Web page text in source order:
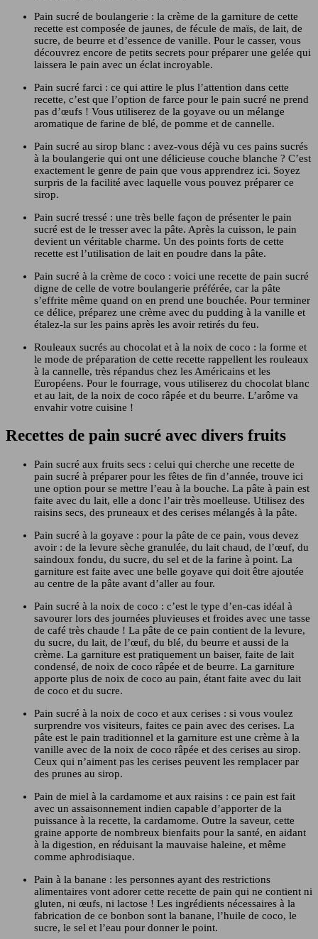
Pain sucré de boulangerie : la crème de la garniture de cette
recette est composée de jaunes, de fécule de maïs, de lait, de
sucre, de beurre et d’essence de vanille. Pour le casser, vous
découvrez encore de petits secrets pour préparer une gelée qui
laissera le pain avec un éclat incroyable.
Pain sucré farci : ce qui attire le plus l’attention dans cette
recette, c’est que l’option de farce pour le pain sucré ne prend
pas d’œufs ! Vous utiliserez de la goyave ou un mélange
aromatique de farine de blé, de pomme et de cannelle.
Pain sucré au sirop blanc : avez-vous déjà vu ces pains sucrés
à la boulangerie qui ont une délicieuse couche blanche ? C’est
exactement le genre de pain que vous apprendrez ici. Soyez
surpris de la facilité avec laquelle vous pouvez préparer ce
sirop.
Pain sucré tressé : une très belle façon de présenter le pain
sucré est de le tresser avec la pâte. Après la cuisson, le pain
devient un véritable charme. Un des points forts de cette
recette est l’utilisation de lait en poudre dans la pâte.
Pain sucré à la crème de coco : voici une recette de pain sucré
digne de celle de votre boulangerie préférée, car la pâte
s’effrite même quand on en prend une bouchée. Pour terminer
ce délice, préparez une crème avec du pudding à la vanille et
étalez-la sur les pains après les avoir retirés du feu.
Rouleaux sucrés au chocolat et à la noix de coco : la forme et
le mode de préparation de cette recette rappellent les rouleaux
à la cannelle, très répandus chez les Américains et les
Européens. Pour le fourrage, vous utiliserez du chocolat blanc
et au lait, de la noix de coco râpée et du beurre. L’arôme va
envahir votre cuisine !
Recettes de pain sucré avec divers fruits
Pain sucré aux fruits secs : celui qui cherche une recette de
pain sucré à préparer pour les fêtes de fin d’année, trouve ici
une option pour se mettre l’eau à la bouche. La pâte à pain est
faite avec du lait, elle a donc l’air très moelleuse. Utilisez des
raisins secs, des pruneaux et des cerises mélangés à la pâte.
Pain sucré à la goyave : pour la pâte de ce pain, vous devez
avoir : de la levure sèche granulée, du lait chaud, de l’œuf, du
saindoux fondu, du sucre, du sel et de la farine à point. La
garniture est faite avec une belle goyave qui doit être ajoutée
au centre de la pâte avant d’aller au four.
Pain sucré à la noix de coco : c’est le type d’en-cas idéal à
savourer lors des journées pluvieuses et froides avec une tasse
de café très chaude ! La pâte de ce pain contient de la levure,
du sucre, du lait, de l’œuf, du blé, du beurre et aussi de la
crème. La garniture est pratiquement un baiser, faite de lait
condensé, de noix de coco râpée et de beurre. La garniture
apporte plus de noix de coco au pain, étant faite avec du lait
de coco et du sucre.
Pain sucré à la noix de coco et aux cerises : si vous voulez
surprendre vos visiteurs, faites ce pain avec des cerises. La
pâte est le pain traditionnel et la garniture est une crème à la
vanille avec de la noix de coco râpée et des cerises au sirop.
Ceux qui n’aiment pas les cerises peuvent les remplacer par
des prunes au sirop.
Pain de miel à la cardamome et aux raisins : ce pain est fait
avec un assaisonnement indien capable d’apporter de la
puissance à la recette, la cardamome. Outre la saveur, cette
graine apporte de nombreux bienfaits pour la santé, en aidant
à la digestion, en réduisant la mauvaise haleine, et même
comme aphrodisiaque.
Pain à la banane : les personnes ayant des restrictions
alimentaires vont adorer cette recette de pain qui ne contient ni
gluten, ni œufs, ni lactose ! Les ingrédients nécessaires à la
fabrication de ce bonbon sont la banane, l’huile de coco, le
sucre, le sel et l’eau pour donner le point.